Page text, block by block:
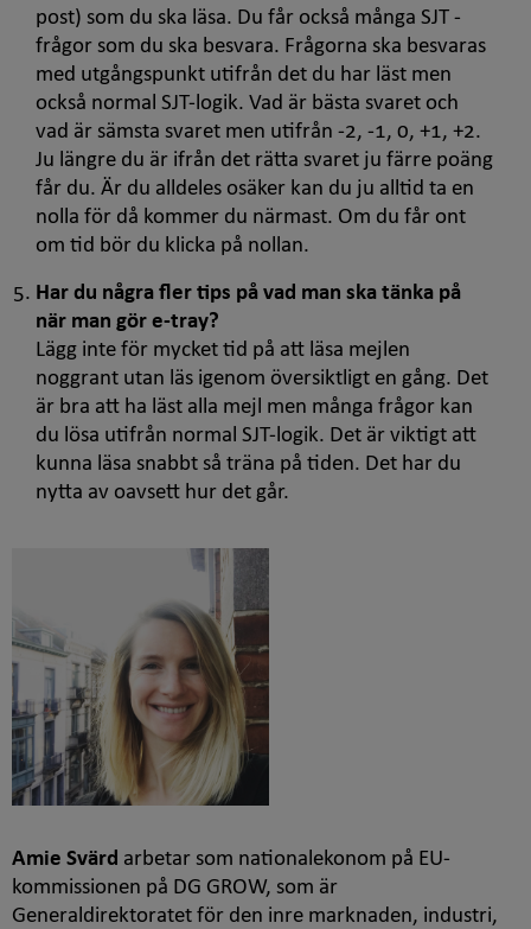
post) som du ska läsa. Du får också många SJT -
frågor som du ska besvara. Frågorna ska besvaras
med utgångspunkt utifrån det du har läst men
också normal SJT-logik. Vad är bästa svaret och
vad är sämsta svaret men utifrån -2, -1, 0, +1, +2.
Ju längre du är ifrån det rätta svaret ju färre poäng
får du. Är du alldeles osäker kan du ju alltid ta en
nolla för då kommer du närmast. Om du får ont
om tid bör du klicka på nollan.
Har du några fler tips på vad man ska tänka på
när man gör e-tray?
Lägg inte för mycket tid på att läsa mejlen
noggrant utan läs igenom översiktligt en gång. Det
är bra att ha läst alla mejl men många frågor kan
du lösa utifrån normal SJT-logik. Det är viktigt att
kunna läsa snabbt så träna på tiden. Det har du
nytta av oavsett hur det går.
Amie Svärd arbetar som nationalekonom på EU-
kommissionen på DG GROW, som är
Generaldirektoratet för den inre marknaden, industri,